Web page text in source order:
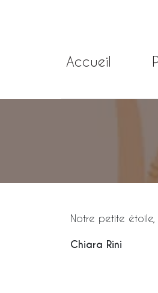
Accueil
Notre petite étoile,
Chiara Rini